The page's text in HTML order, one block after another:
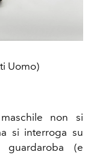
Uomo)
non si
si interroga su
(e